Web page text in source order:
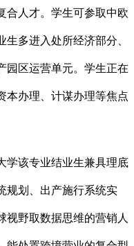
合人才。学生可参取中欧
多进入处所经济部分、
园区运营单元。学生正在
本办理、计谋办理等焦点
该专业结业生兼具理底
规划、出产施行系统实
视野取数据思维的营销人